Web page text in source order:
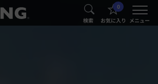
® 検索
0
お気に入り メニュー
®